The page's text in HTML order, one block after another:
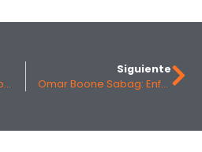
¿Qué incluye un servicio de gestión de redes sociales para empresas?
Siguiente
Omar Boone Sabag: Enfoque ético y sostenible en el liderazgo empresarial